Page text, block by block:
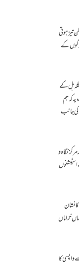
تیز ہوتی
کے
ہل کے
کہ ہم
کی جانب
نگاہ و
نشان
خراماں
واپسی کا